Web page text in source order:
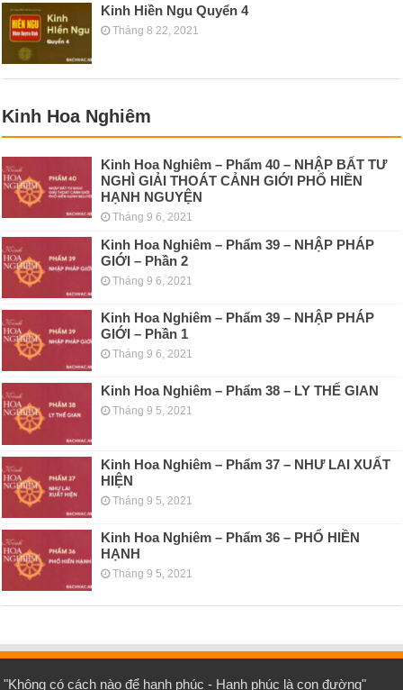
Kinh Hiền Ngu Quyển 4
Tháng 8 22, 2021
Kinh Hoa Nghiêm
Kinh Hoa Nghiêm – Phẩm 40 – NHẬP BẤT TƯ
NGHÌ GIẢI THOÁT CẢNH GIỚI PHỔ HIỀN
HẠNH NGUYỆN
Tháng 9 6, 2021
Kinh Hoa Nghiêm – Phẩm 39 – NHẬP PHÁP
GIỚI – Phần 2
Tháng 9 6, 2021
Kinh Hoa Nghiêm – Phẩm 39 – NHẬP PHÁP
GIỚI – Phần 1
Tháng 9 6, 2021
Kinh Hoa Nghiêm – Phẩm 38 – LY THẾ GIAN
Tháng 9 5, 2021
Kinh Hoa Nghiêm – Phẩm 37 – NHƯ LAI XUẤT
HIỆN
Tháng 9 5, 2021
Kinh Hoa Nghiêm – Phẩm 36 – PHỔ HIỀN
HẠNH
Tháng 9 5, 2021
"Không có cách nào để hạnh phúc - Hạnh phúc là con đường"